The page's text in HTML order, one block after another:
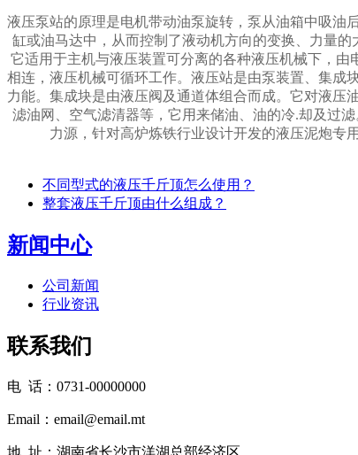
液压泵站的原理是电机带动油泵旋转，泵从油箱中吸油
缸或油马达中，从而控制了液动机方向的变换、力量
它适用于主机与液压装置可分离的各种液压机械下，
相连，液压机械可循环工作。液压站是由泵装置、集成
力能。集成块是由液压阀及通道体组合而成。它对液压
滤油网、空气滤清器等，它用来储油、油的冷.却及过
力源，针对高炉炼铁行业设计开发的液压泥炮专
不同型式的液压千斤顶怎么使用？
整套液压千斤顶由什么组成？
新闻中心
公司新闻
行业资讯
联系我们
电 话：0731-00000000
Email：email@email.mt
地 址：湖南省长沙市洋湖总部经济区